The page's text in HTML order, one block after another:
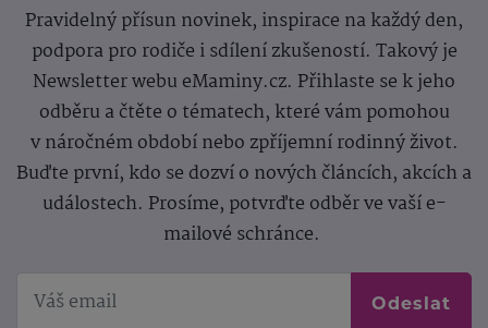
Pravidelný přísun novinek, inspirace na každý den,
podpora pro rodiče i sdílení zkušeností. Takový je
Newsletter webu eMaminy.cz. Přihlaste se k jeho
odběru a čtěte o tématech, které vám pomohou
v náročném období nebo zpříjemní rodinný život.
Buďte první, kdo se dozví o nových článcích, akcích a
událostech. Prosíme, potvrďte odběr ve vaší e-
mailové schránce.
Odeslat